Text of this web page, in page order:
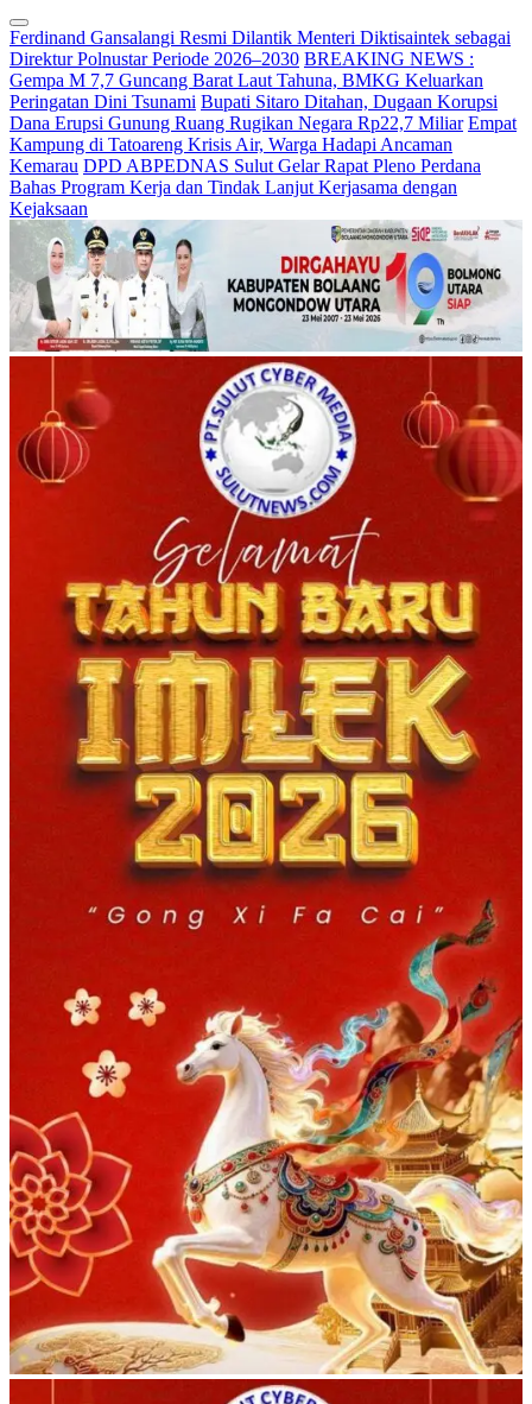
Ferdinand Gansalangi Resmi Dilantik Menteri Diktisaintek sebagai
Direktur Polnustar Periode 2026–2030 BREAKING NEWS :
Gempa M 7,7 Guncang Barat Laut Tahuna, BMKG Keluarkan
Peringatan Dini Tsunami Bupati Sitaro Ditahan, Dugaan Korupsi
Dana Erupsi Gunung Ruang Rugikan Negara Rp22,7 Miliar Empat
Kampung di Tatoareng Krisis Air, Warga Hadapi Ancaman
Kemarau DPD ABPEDNAS Sulut Gelar Rapat Pleno Perdana
Bahas Program Kerja dan Tindak Lanjut Kerjasama dengan
Kejaksaan